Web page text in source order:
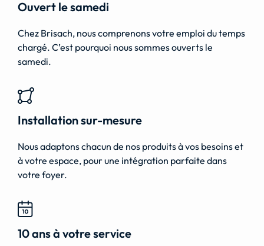
Ouvert le samedi
Chez Brisach, nous comprenons votre emploi du temps
chargé. C’est pourquoi nous sommes ouverts le
samedi.
Installation sur-mesure
Nous adaptons chacun de nos produits à vos besoins et
à votre espace, pour une intégration parfaite dans
votre foyer.
10 ans à votre service